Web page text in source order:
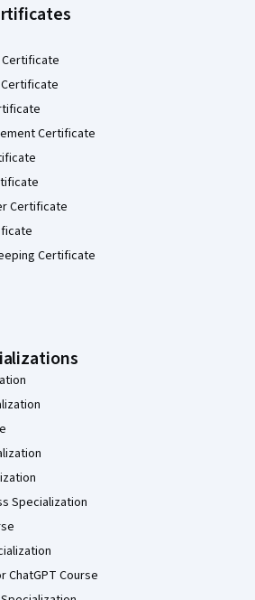
Certificate
Certificate
Certificate
Specialization
ChatGPT Course